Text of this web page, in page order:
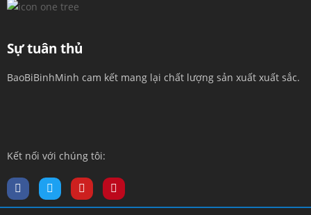
Sự tuân thủ
BaoBiBinhMinh cam kết mang lại chất lượng sản xuất xuất sắc.
Kết nối với chúng tôi: